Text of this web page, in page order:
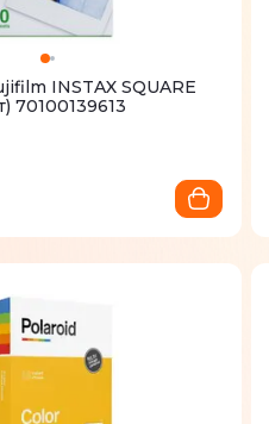
INSTAX SQUARE
70100139613